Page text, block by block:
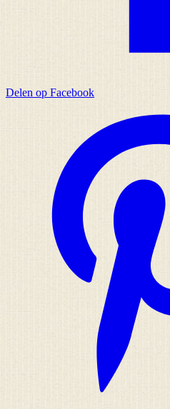
Delen op Facebook